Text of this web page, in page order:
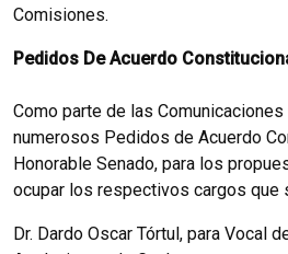
Comisiones.
Pedidos De Acuerdo
Como parte de las
numerosos Pedidos de Acuerdo
Honorable Senado, para los
ocupar los respectivos cargos que
Dr. Dardo Oscar Tórtul, para Vocal